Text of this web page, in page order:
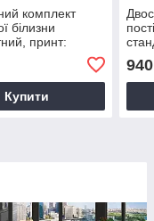
комплект
білизни
принт:
Купити
940